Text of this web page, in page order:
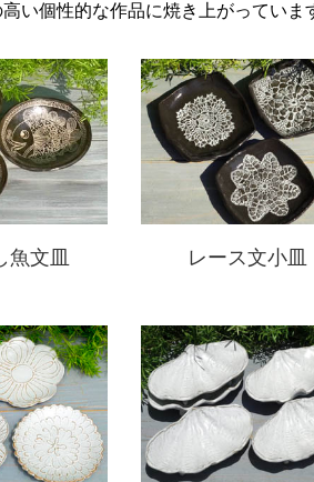
い個性的な作品に焼き上がっていま
文皿 レース文小皿